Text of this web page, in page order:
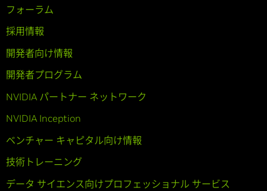
フォーラム
採用情報
開発者向け情報
開発者プログラム
NVIDIA パートナー ネットワーク
NVIDIA Inception
ベンチャー キャピタル向け情報
技術トレーニング
データ サイエンス向けプロフェッショナル サービス